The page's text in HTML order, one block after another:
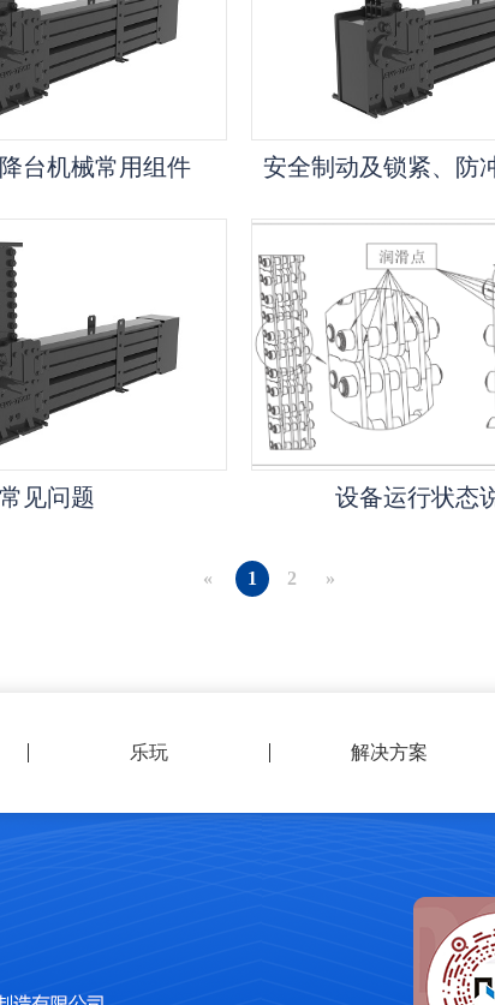
台机械常用组件
见问题 设备运行状态
« 1 2 »
乐玩 解决方案